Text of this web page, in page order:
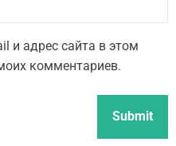
и адрес сайта в этом
комментариев.